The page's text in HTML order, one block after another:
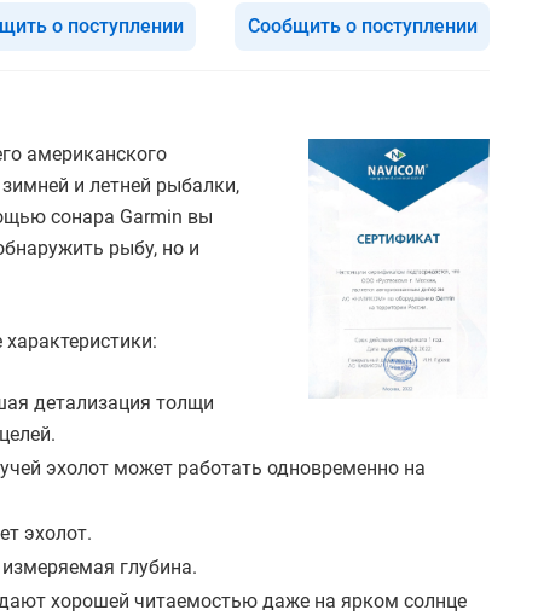
о поступлении Сообщить о поступлении
американского
и летней рыбалки,
сонара Garmin вы
рыбу, но и
детализация толщи
эхолот может работать одновременно на
эхолот.
глубина.
хорошей читаемостью даже на ярком солнце